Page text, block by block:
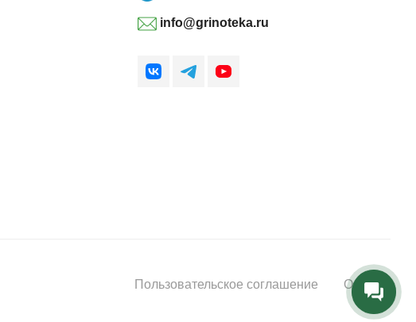
info@grinoteka.ru
Пользовательское соглашение Оферта